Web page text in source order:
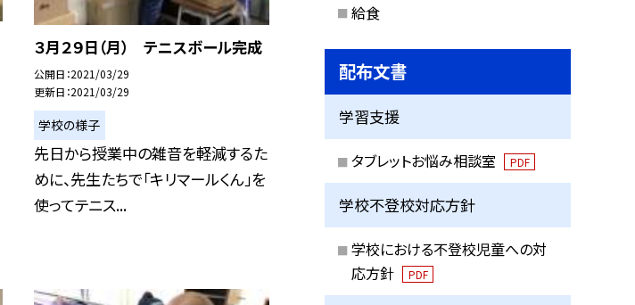
３月２９日（月） テニスボール完成
公開日 2021/03/29
更新日 2021/03/29
学校の様子
先日から授業中の雑音を軽減するた
めに、先生たちで「キリマールくん」を
使ってテニス...
給食
配布文書
学習支援
タブレットお悩み相談室 PDF
学校不登校対応方針
学校における不登校児童への対
応方針
PDF